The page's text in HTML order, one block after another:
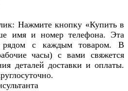
Нажмите кнопку «Купить в
имя и номер телефона. Эта
рядом с каждым товаром. В
часы) с вами свяжется
деталей доставки и оплаты.